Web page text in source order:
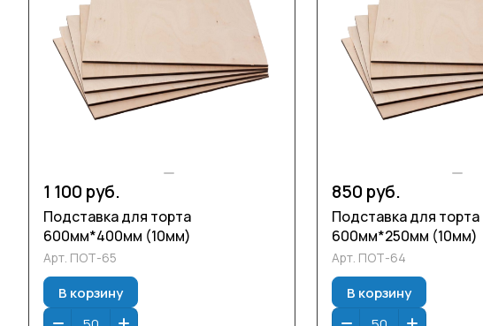
1 100 руб.
Подставка для торта
600мм*400мм (10мм)
Арт. ПОТ-65
В корзину
850 руб.
Подставка для торта
600мм*250мм (10мм)
Арт. ПОТ-64
В корзину